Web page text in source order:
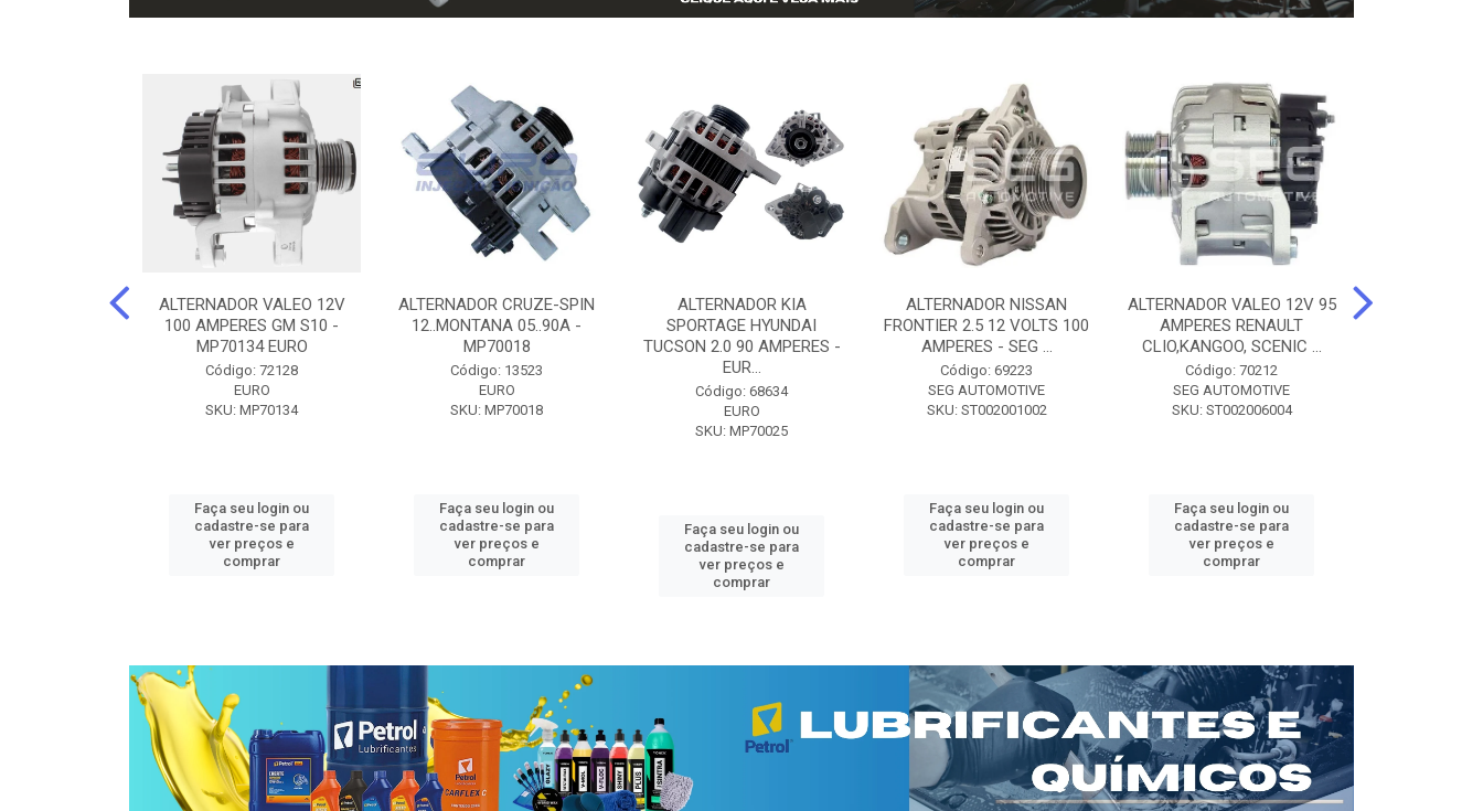
ALTERNADOR VALEO 12V
100 AMPERES GM S10 -
MP70134 EURO
Código: 72128
EURO
SKU: MP70134
Faça seu login ou
cadastre-se para
ver preços e
comprar
ALTERNADOR CRUZE-SPIN
12..MONTANA 05..90A -
MP70018
Código: 13523
EURO
SKU: MP70018
Faça seu login ou
cadastre-se para
ver preços e
comprar
ALTERNADOR KIA
SPORTAGE HYUNDAI
TUCSON 2.0 90 AMPERES -
EUR...
Código: 68634
EURO
SKU: MP70025
Faça seu login ou
cadastre-se para
ver preços e
comprar
ALTERNADOR NISSAN
FRONTIER 2.5 12 VOLTS 100
AMPERES - SEG ...
Código: 69223
SEG AUTOMOTIVE
SKU: ST002001002
Faça seu login ou
cadastre-se para
ver preços e
comprar
ALTERNADOR VALEO 12V 95
AMPERES RENAULT
CLIO,KANGOO, SCENIC ...
Código: 70212
SEG AUTOMOTIVE
SKU: ST002006004
Faça seu login ou
cadastre-se para
ver preços e
comprar